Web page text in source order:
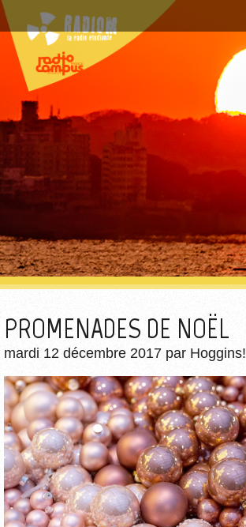
PROMENADES DE NOËL
mardi 12 décembre 2017 par Hoggins!